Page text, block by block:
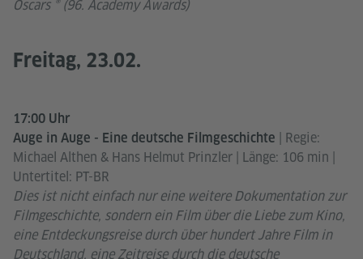
Oscars ® (96. Academy Awards)
Freitag, 23.02.
17:00 Uhr
Auge in Auge - Eine deutsche Filmgeschichte
| Regie:
Michael Althen & Hans Helmut Prinzler | Länge: 106 min |
Untertitel: PT-BR
Dies ist nicht einfach nur eine weitere Dokumentation zur
Filmgeschichte, sondern ein Film über die Liebe zum Kino,
eine Entdeckungsreise durch über hundert Jahre Film in
Deutschland, eine Zeitreise durch die deutsche